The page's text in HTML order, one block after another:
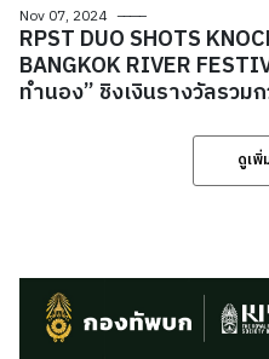
Nov 07, 2024
RPST DUO SHOTS
BANGKOK RIVER
ทำนอง” ชิงเงินรางวัลรวม
ดูเพิ่